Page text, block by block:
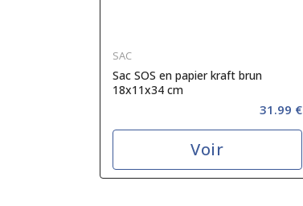
SAC
Sac SOS en papier kraft brun
18x11x34 cm
31.99 €
Voir